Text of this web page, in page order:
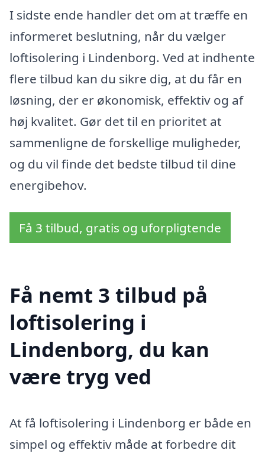
I sidste ende handler det om at træffe en
informeret beslutning, når du vælger
loftisolering i Lindenborg. Ved at indhente
flere tilbud kan du sikre dig, at du får en
løsning, der er økonomisk, effektiv og af
høj kvalitet. Gør det til en prioritet at
sammenligne de forskellige muligheder,
og du vil finde det bedste tilbud til dine
energibehov.
Få 3 tilbud, gratis og uforpligtende
Få nemt 3 tilbud på
loftisolering i
Lindenborg, du kan
være tryg ved
At få loftisolering i Lindenborg er både en
simpel og effektiv måde at forbedre dit